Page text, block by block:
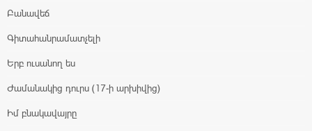
Բանավեճ
Գիտահանրամատչելի
Երբ ուսանող ես
Ժամանակից դուրս (17-ի արխիվից)
Իմ բնակավայրը